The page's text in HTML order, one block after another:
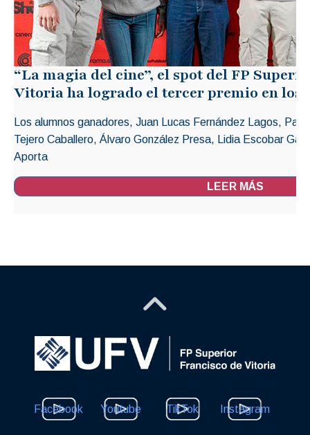
“La magia del cine”, el spot del FP
Vitoria ha logrado el tercer premio en los
Los alumnos ganadores, Juan Lucas Fernández Lagos,
Tejero Caballero, Álvaro González Presa, Lidia Escobar
Aporta
LEER MÁS
Facebook Youtube TikTok Instagram